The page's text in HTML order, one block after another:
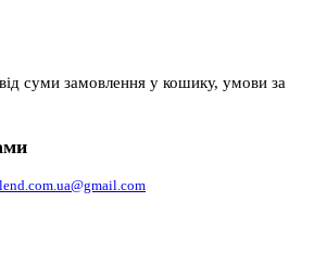
суми замовлення у кошику, умови за